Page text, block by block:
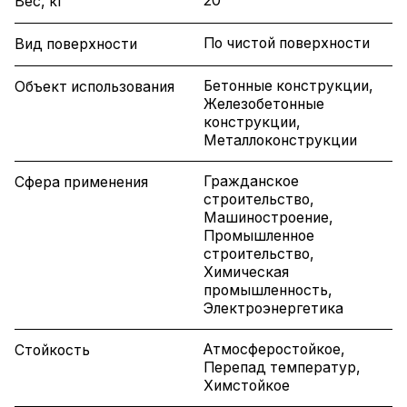
Вид поверхности По чистой поверхности
Объект использования
Бетонные конструкции,
Железобетонные
конструкции,
Металлоконструкции
Сфера применения
Гражданское
строительство,
Машиностроение,
Промышленное
строительство,
Химическая
промышленность,
Электроэнергетика
Стойкость
Атмосферостойкое,
Перепад температур,
Химстойкое